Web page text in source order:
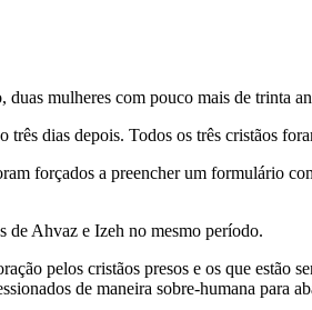
mulheres com pouco mais de trinta
dias depois. Todos os três cristãos
forçados a preencher um formulário
de Ahvaz e Izeh no mesmo período.
pelos cristãos presos e os que estão
de maneira sobre-humana para